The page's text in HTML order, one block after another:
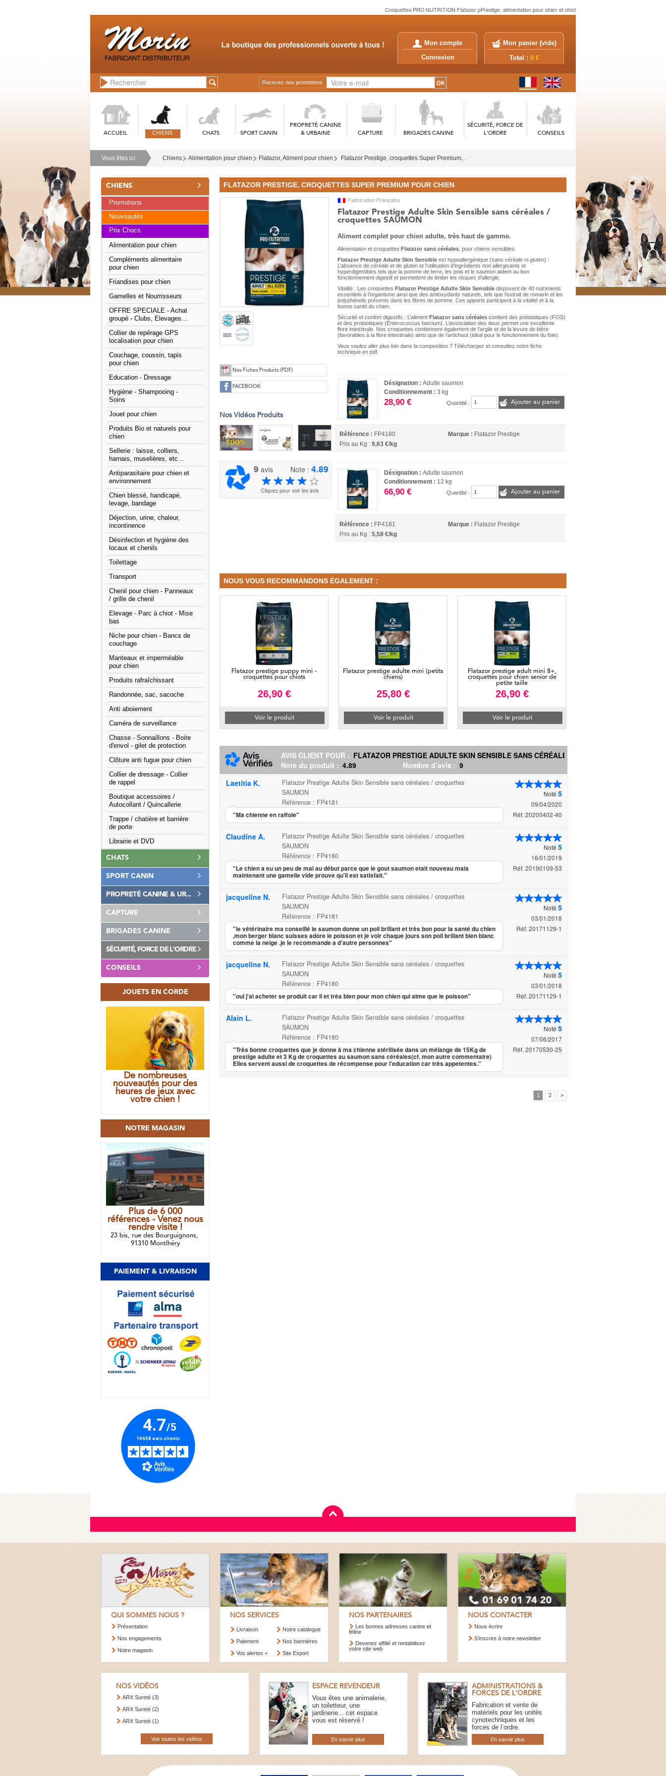
Croquettes PRO NUTRITION Flatazor pPrestige, alimentation pour chien et chiot
Mon compte
Connexion
Mon panier (vide)
Total : 0 €
Recevez nos promotions
ACCUEIL CHIENS CHATS SPORT CANIN
PROPRETÉ CANINE
& URBAINE
CAPTURE BRIGADES CANINE
SÉCURITÉ, FORCE DE
L'ORDRE
CONSEILS
Vous êtes ici Chiens Alimentation pour chien Flatazor, Aliment pour chien Flatazor Prestige, croquettes Super Premium...
CHIENS
Promotions
Nouveautés
Prix Chocs
Alimentation pour chien
Compléments alimentaire
pour chien
Friandises pour chien
Gamelles et Nourrisseurs
OFFRE SPECIALE - Achat
groupé - Clubs, Elevages...
Collier de repérage GPS
localisation pour chien
Couchage, coussin, tapis
pour chien
Education - Dressage
Hygiène - Shampooing -
Soins
Jouet pour chien
Produits Bio et naturels pour
chien
Sellerie : laisse, colliers,
harnais, muselières, etc...
Antiparasitaire pour chien et
environnement
Chien blessé, handicapé,
levage, bandage
Déjection, urine, chaleur,
incontinence
Désinfection et hygiène des
locaux et chenils
Toilettage
Transport
Chenil pour chien - Panneaux
/ grille de chenil
Elevage - Parc à chiot - Mise
bas
Niche pour chien - Bancs de
couchage
Manteaux et imperméable
pour chien
Produits rafraîchissant
Randonnée, sac, sacoche
Anti aboiement
Caméra de surveillance
Chasse - Sonnaillons - Boite
d'envol - gilet de protection
Clôture anti fugue pour chien
Collier de dressage - Collier
de rappel
Boutique accessoires /
Autocollant / Quincallerie
Trappe / chatière et barrière
de porte
Librairie et DVD
CHATS
SPORT CANIN
PROPRETÉ CANINE & UR...
CAPTURE
BRIGADES CANINE
SÉCURITÉ, FORCE DE L'ORDRE
CONSEILS
JOUETS EN CORDE
De nombreuses
nouveautés pour des
heures de jeux avec
votre chien !
NOTRE MAGASIN
Plus de 6 000
références - Venez nous
rendre visite !
23 bis, rue des Bourguignons,
91310 Montlhéry
PAIEMENT & LIVRAISON
FLATAZOR PRESTIGE, CROQUETTES SUPER PREMIUM POUR CHIEN
Nos Fiches Produits (PDF)
FACEBOOK
Nos Vidéos Produits
9 avis Note :4.89
Cliquez pour voir les avis
Fabrication Française
Flatazor Prestige Adulte Skin Sensible sans céréales /
croquettes SAUMON
Aliment complet pour chien adulte, très haut de gamme.
Alimentation et croquettes Flatazor sans céréales , pour chiens sensibles.
Flatazor Prestige Adulte Skin Sensible est hypoallergénique (sans céréale ni gluten) :
L’absence de céréale et de gluten et l’utilisation d’ingrédients non allergisants et
hyperdigestibles tels que la pomme de terre, les pois et le saumon aident au bon
fonctionnement digestif et permettent de limiter les risques d’allergie.
Vitalité : Les croquettes Flatazor Prestige Adulte Skin Sensible disposent de 40 nutriments
essentiels à l’organisme ainsi que des antioxydants naturels, tels que l’extrait de romarin et les
polyphénols présents dans les fibres de pomme. Ces apports participent à la vitalité et à la
bonne santé du chien.
Sécurité et confort digestifs : L’aliment Flatazor sans céréales contient des prébiotiques (FOS)
et des probiotiques (Enterococcus faecium). L’association des deux permet une excellente
flore intestinale. Nos croquettes contiennent également de l’argile et de la levure de bière
(favorables à la flore intestinale) ainsi que de l’artichaut (idéal pour le fonctionnement du foie).
Vous voulez aller plus loin dans la composition ? Téléchargez et consultez notre fiche
technique en pdf.
Désignation :Adulte saumon
Conditionnement :3 kg
28,90 € Quantité : Ajouter au panier
Référence : FP4180 Marque : Flatazor Prestige
Prix au Kg :9,63 €/kg
Désignation :Adulte saumon
Conditionnement : 12 kg
66,90 € Quantité : Ajouter au panier
Référence : FP4181 Marque : Flatazor Prestige
Prix au Kg :5,58 €/kg
NOUS VOUS RECOMMANDONS ÉGALEMENT :
Flatazor prestige puppy mini -
croquettes pour chiots
26,90 €
Voir le produit
Flatazor prestige adulte mini (petits
chiens)
25,80 €
Voir le produit
Flatazor prestige adult mini 8+,
croquettes pour chien senior de
petite taille
26,90 €
Voir le produit
AVIS CLIENT POUR : FLATAZOR PRESTIGE ADULTE SKIN SENSIBLE SANS CÉRÉALES...
Note du produit : 4.89 Nombre d’avis : 9
Noté 5
09/04/2020
Réf. 20200402-40
Laetitia K.
Flatazor Prestige Adulte Skin Sensible sans céréales / croquettes
SAUMON
Référence : FP4181
"Ma chienne en raffole"
Noté 5
16/01/2019
Réf. 20190109-53
Claudine A.
Flatazor Prestige Adulte Skin Sensible sans céréales / croquettes
SAUMON
Référence : FP4180
"Le chien a eu un peu de mal au début parce que le gout saumon etait nouveau mais
maintenant une gamelle vide prouve qu'il est satisfait."
Noté 5
03/01/2018
Réf. 20171129-1
jacqueline N.
Flatazor Prestige Adulte Skin Sensible sans céréales / croquettes
SAUMON
Référence : FP4181
"le vétérinaire ma conseillé le saumon donne un poil brillant et très bon pour la santé du chien
,mon berger blanc suisses adore le poisson et je voir chaque jours son poil brillant bien blanc
comme la neige .je le recommande a d'autre personnes"
Noté 5
03/01/2018
Réf. 20171129-1
jacqueline N.
Flatazor Prestige Adulte Skin Sensible sans céréales / croquettes
SAUMON
Référence : FP4180
"oui j'ai acheter se produit car il et très bien pour mon chien qui aime que le poisson"
Noté 5
07/06/2017
Réf. 20170530-25
Alain L.
Flatazor Prestige Adulte Skin Sensible sans céréales / croquettes
SAUMON
Référence : FP4180
"Très bonne croquettes que je donne à ma chienne stérilisée dans un mélange de 15Kg de
prestige adulte et 3 Kg de croquettes au saumon sans céréales(cf. mon autre commentaire)
Elles servent aussi de croquettes de récompense pour l'education car très appetentes."
1 2 >
QUI SOMMES NOUS ?
Présentation
Nos engagements
Notre magasin
NOS SERVICES
Livraison
Paiement
Vos alertes +
Notre catalogue
Nos bannières
Site Export
NOS PARTENAIRES
Les bonnes adresses canine et
féline
Devenez affilié et rentabilisez
votre site web
NOUS CONTACTER
Nous écrire
S’inscrire à notre newsletter
NOS VIDÉOS
ARX Sureté (3)
ARX Sureté (2)
ARX Sureté (1)
Voir toutes les vidéos
ESPACE REVENDEUR
Vous êtes une animalerie,
un toiletteur, une
jardinerie... cet espace
vous est réservé !
En savoir plus
ADMINISTRATIONS &
FORCES DE L'ORDRE
Fabrication et vente de
matériels pour les unités
cynotechniques et les
forces de l’ordre.
En savoir plus